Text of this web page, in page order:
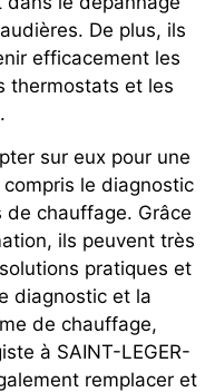
De plus, ils
efficacement les
thermostats et les
sur eux pour une
le diagnostic
chauffage. Grâce
ils peuvent très
pratiques et
diagnostic et la
de chauffage,
à SAINT-LEGER-
remplacer et